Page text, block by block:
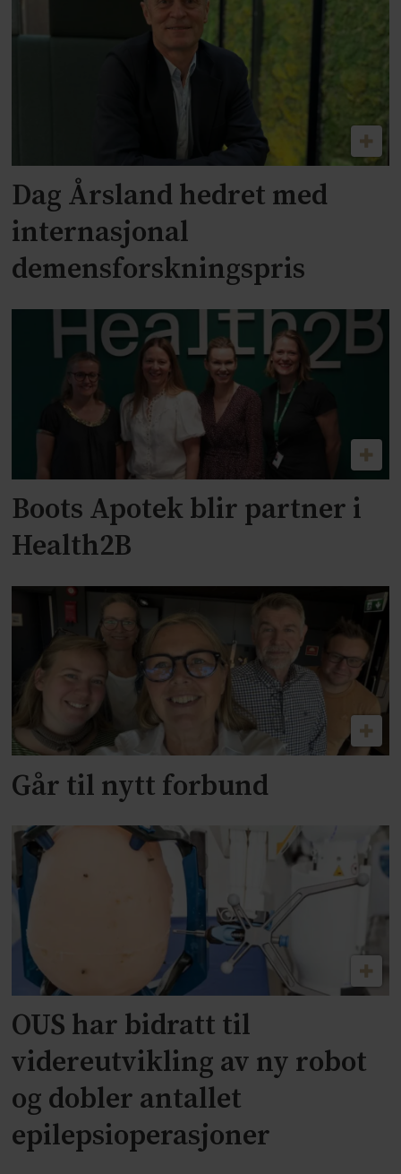
Dag Årsland hedret med
internasjonal
demensforskningspris
Boots Apotek blir partner i
Health2B
Går til nytt forbund
OUS har bidratt til
videreutvikling av ny robot
og dobler antallet
epilepsioperasjoner